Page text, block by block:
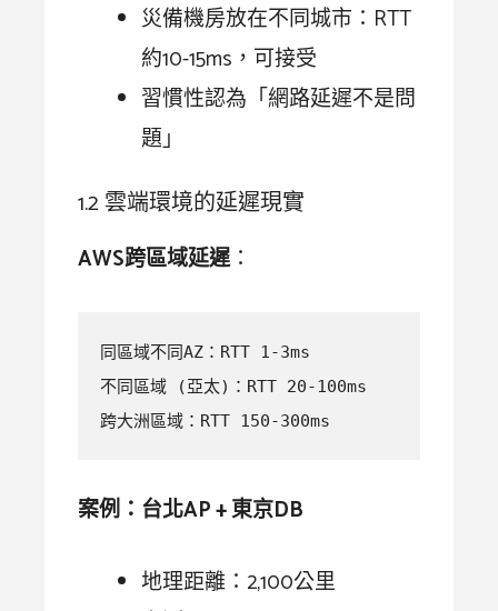
災備機房放在不同城市：RTT
約10-15ms，可接受
習慣性認為「網路延遲不是問
題」
1.2 雲端環境的延遲現實
AWS跨區域延遲：
同區域不同AZ：RTT 1-3ms
不同區域 (亞太)：RTT 20-100ms
跨大洲區域：RTT 150-300ms
案例：台北AP + 東京DB
地理距離：2,100公里